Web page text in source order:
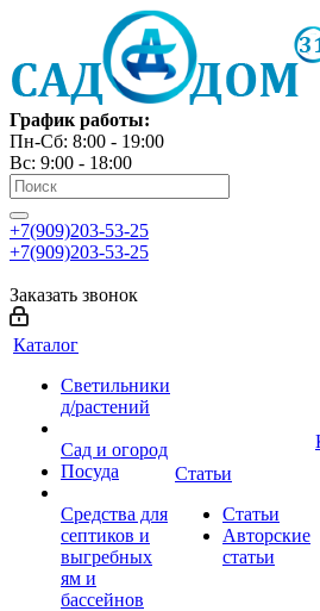
График работы:
Пн-Сб: 8:00 - 19:00
Вс: 9:00 - 18:00
+7(909)203-53-25
+7(909)203-53-25
Заказать звонок
Каталог
Светильники
д/растений
Сад и огород
Посуда
Средства для
септиков и
выгребных
ям и
бассейнов
Статьи
Статьи
Авторские
статьи